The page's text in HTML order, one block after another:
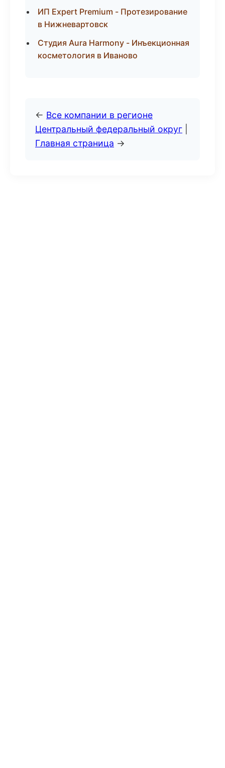
ИП Expert Premium - Протезирование
в Нижневартовск
Студия Aura Harmony - Инъекционная
косметология в Иваново
← Все компании в регионе
Центральный федеральный округ
Главная страница →